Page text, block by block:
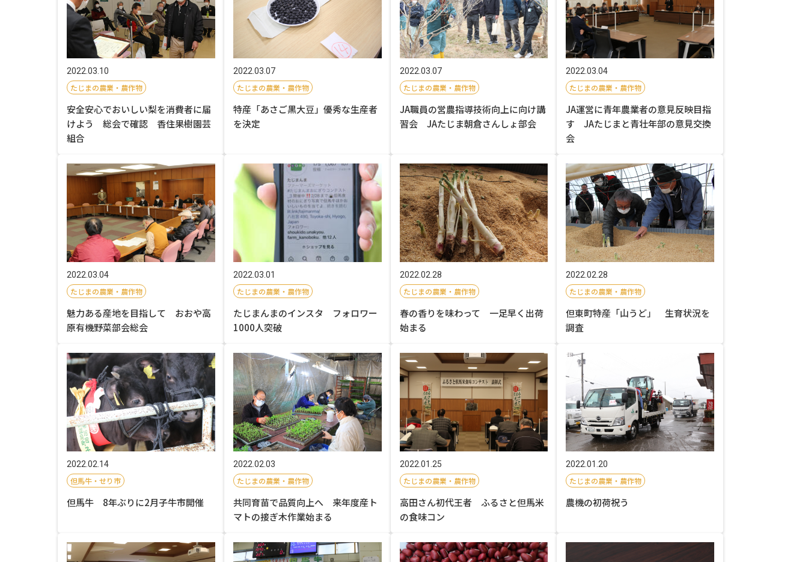
2022.03.10
たじまの農業・農作物
安全安心でおいしい梨を消費者に届
けよう 総会で確認 香住果樹園芸
組合
2022.03.07
たじまの農業・農作物
特産「あさご黒大豆」優秀な生産者
を決定
2022.03.07
たじまの農業・農作物
JA職員の営農指導技術向上に向け講
習会 JAたじま朝倉さんしょ部会
2022.03.04
たじまの農業・農作物
JA運営に青年農業者の意見反映目指
す JAたじまと青壮年部の意見交換
会
2022.03.04
たじまの農業・農作物
魅力ある産地を目指して おおや高
原有機野菜部会総会
2022.03.01
たじまの農業・農作物
たじまんまのインスタ フォロワー
1000人突破
2022.02.28
たじまの農業・農作物
春の香りを味わって 一足早く出荷
始まる
2022.02.28
たじまの農業・農作物
但東町特産「山うど」 生育状況を
調査
2022.02.14
但馬牛・せり市
但馬牛 8年ぶりに2月子牛市開催
2022.02.03
たじまの農業・農作物
共同育苗で品質向上へ 来年度産ト
マトの接ぎ木作業始まる
2022.01.25
たじまの農業・農作物
高田さん初代王者 ふるさと但馬米
の食味コン
2022.01.20
たじまの農業・農作物
農機の初荷祝う